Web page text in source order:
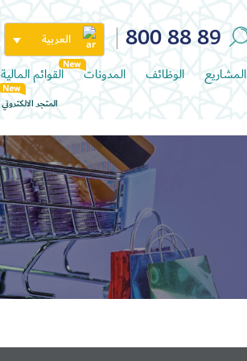
800 88 89 العربية
المشاريع الوظائف المدونات القوائم المالية
المتجر الالكتروني